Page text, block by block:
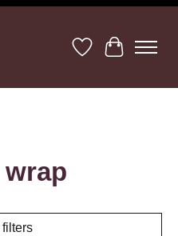
Lista de deseos
Cesta